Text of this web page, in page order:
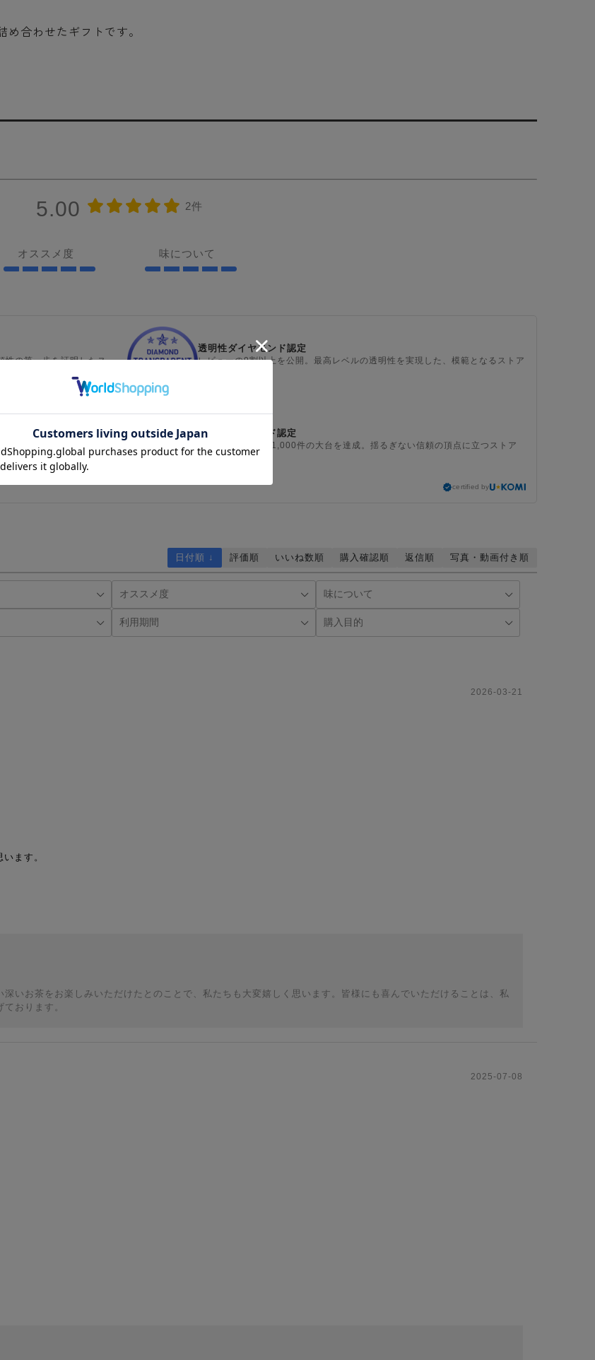
合わせたギフトです。
5.00 2件
オススメ度 味について
性の第一歩を証明したス
透明性ダイヤモンド認定
レビューの9割以上を公開。最高レベルの透明性を実現した、模範となるストア
ビューの公開数で業界
実績ダイヤモンド認定
認証済みレビュー1,000件の大台を達成。揺るぎない信頼の頂点に立つストア
certified by
日付順 ↓ 評価順 いいね数順 購入確認順 返信順 写真・動画付き順
2026-03-21
ます。
いお茶をお楽しみいただけたとのことで、私たちも大変嬉しく思います。皆様にも喜んでいただけることは、私
おります。
2025-07-08